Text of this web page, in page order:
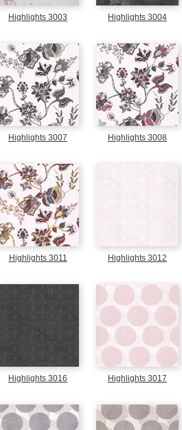
Highlights 3003 Highlights 3004
Highlights 3007 Highlights 3008
Highlights 3011 Highlights 3012
Highlights 3016 Highlights 3017